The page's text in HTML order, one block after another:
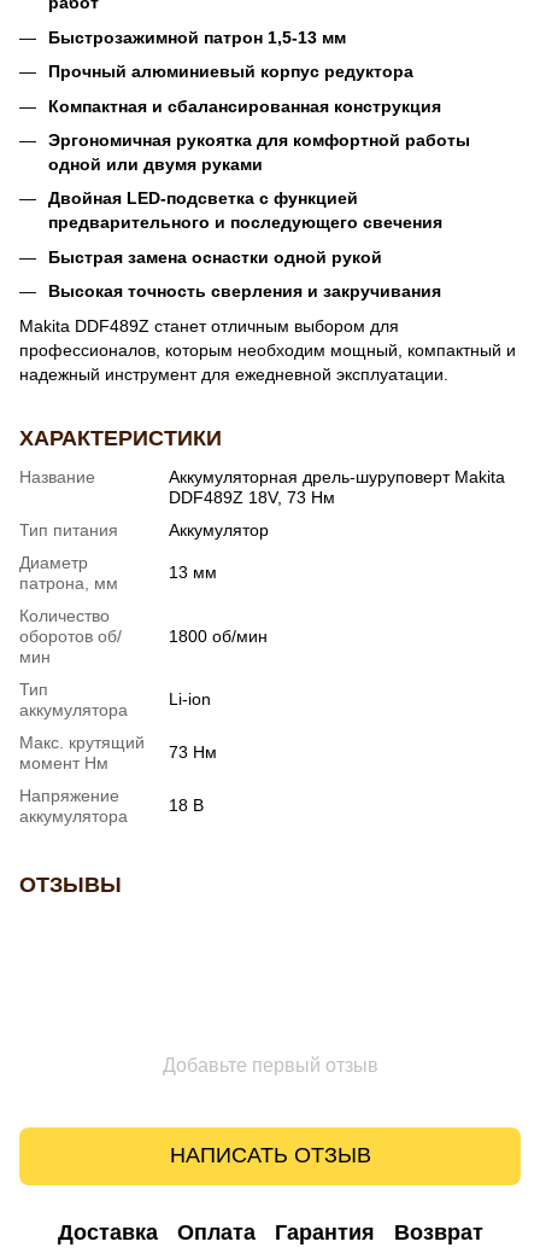
Быстрозажимной патрон 1,5-13 мм
Прочный алюминиевый корпус редуктора
Компактная и сбалансированная конструкция
Эргономичная рукоятка для комфортной работы
одной или двумя руками
Двойная LED-подсветка с функцией
предварительного и последующего свечения
Быстрая замена оснастки одной рукой
Высокая точность сверления и закручивания
Makita DDF489Z станет отличным выбором для
профессионалов, которым необходим мощный, компактный и
надежный инструмент для ежедневной эксплуатации.
ХАРАКТЕРИСТИКИ
Название
Аккумуляторная дрель-шуруповерт Makita
DDF489Z 18V, 73 Нм
Тип питания
Аккумулятор
Диаметр
патрона, мм
13 мм
Количество
оборотов об/
мин
1800 об/мин
Тип
аккумулятора
Li-ion
Макс. крутящий
момент Нм
73 Нм
Напряжение
аккумулятора
18 В
ОТЗЫВЫ
Добавьте первый отзыв
НАПИСАТЬ ОТЗЫВ
Доставка Оплата Гарантия Возврат